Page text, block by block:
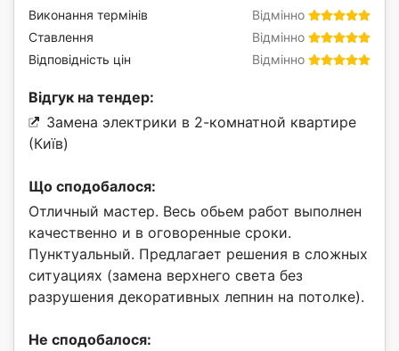
Відмінно
Виконання термінів
Відмінно
Ставлення
Відмінно
Відповідність цін
Відгук на тендер:
Замена электрики в 2-комнатной квартире
(Київ)
Що сподобалося:
Отличный мастер. Весь обьем работ выполнен
качественно и в оговоренные сроки.
Пунктуальный. Предлагает решения в сложных
ситуациях (замена верхнего света без
разрушения декоративных лепнин на потолке).
Не сподобалося: